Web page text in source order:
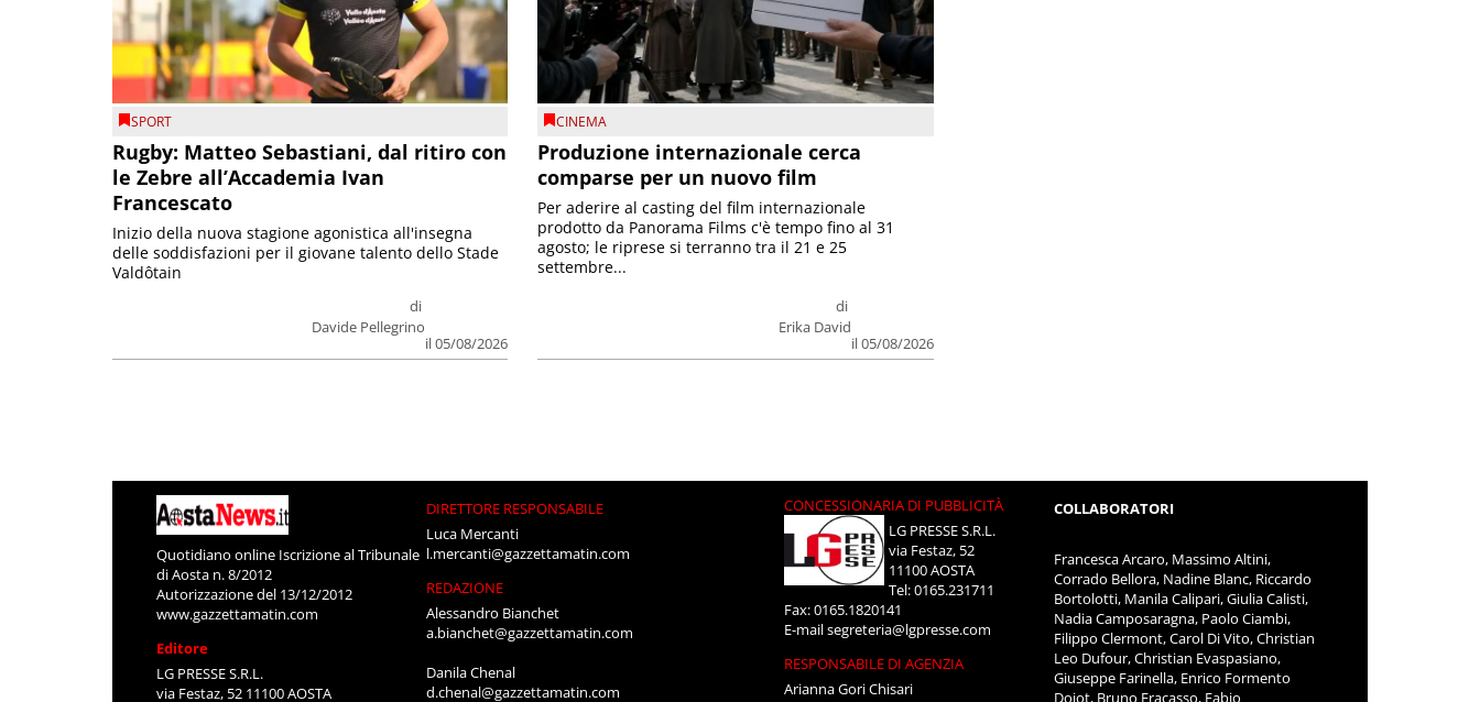
SPORT
Rugby: Matteo Sebastiani, dal ritiro con
le Zebre all’Accademia Ivan
Francescato
di
Davide Pellegrino
il 05/08/2026
Inizio della nuova stagione agonistica all'insegna
delle soddisfazioni per il giovane talento dello Stade
Valdôtain
CINEMA
Produzione internazionale cerca
comparse per un nuovo film
di
Erika David
il 05/08/2026
Per aderire al casting del film internazionale
prodotto da Panorama Films c'è tempo fino al 31
agosto; le riprese si terranno tra il 21 e 25
settembre...
Quotidiano online Iscrizione al Tribunale
di Aosta n. 8/2012
Autorizzazione del 13/12/2012
www.gazzettamatin.com
Editore
LG PRESSE S.R.L.
via Festaz, 52 11100 AOSTA
DIRETTORE RESPONSABILE
Luca Mercanti
l.mercanti@gazzettamatin.com
REDAZIONE
Alessandro Bianchet
a.bianchet@gazzettamatin.com
Danila Chenal
d.chenal@gazzettamatin.com
CONCESSIONARIA DI PUBBLICITÀ
LG PRESSE S.R.L.
via Festaz, 52
11100 AOSTA
Tel: 0165.231711
Fax: 0165.1820141
E-mailsegreteria@lgpresse.com
RESPONSABILE DI AGENZIA
Arianna Gori Chisari
COLLABORATORI
Francesca Arcaro, Massimo Altini,
Corrado Bellora, Nadine Blanc, Riccardo
Bortolotti, Manila Calipari, Giulia Calisti,
Nadia Camposaragna, Paolo Ciambi,
Filippo Clermont, Carol Di Vito, Christian
Leo Dufour, Christian Evaspasiano,
Giuseppe Farinella, Enrico Formento
Dojot, Bruno Fracasso, Fabio